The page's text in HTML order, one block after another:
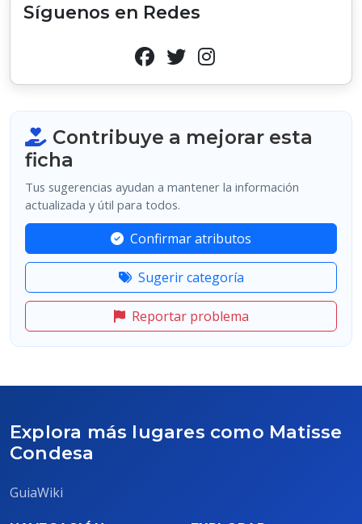
Síguenos en Redes
Contribuye a mejorar esta
ficha
Tus sugerencias ayudan a mantener la información
actualizada y útil para todos.
Confirmar atributos
Sugerir categoría
Reportar problema
Explora más lugares como Matisse
Condesa
GuiaWiki